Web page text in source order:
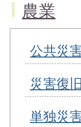
農業
公共災
災害復
単独災